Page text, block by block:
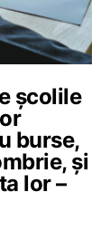
școlile
burse,
și
lor –